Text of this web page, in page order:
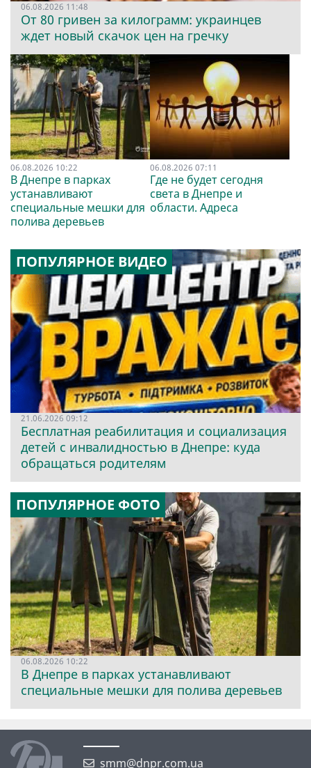
06.08.2026 11:48
От 80 гривен за килограмм: украинцев
ждет новый скачок цен на гречку
06.08.2026 10:22
В Днепре в парках
устанавливают
специальные мешки для
полива деревьев
06.08.2026 07:11
Где не будет сегодня
света в Днепре и
области. Адреса
ПОПУЛЯРНОЕ ВИДЕО
21.06.2026 09:12
Бесплатная реабилитация и социализация
детей с инвалидностью в Днепре: куда
обращаться родителям
ПОПУЛЯРНОЕ ФОТО
06.08.2026 10:22
В Днепре в парках устанавливают
специальные мешки для полива деревьев
smm@dnpr.com.ua